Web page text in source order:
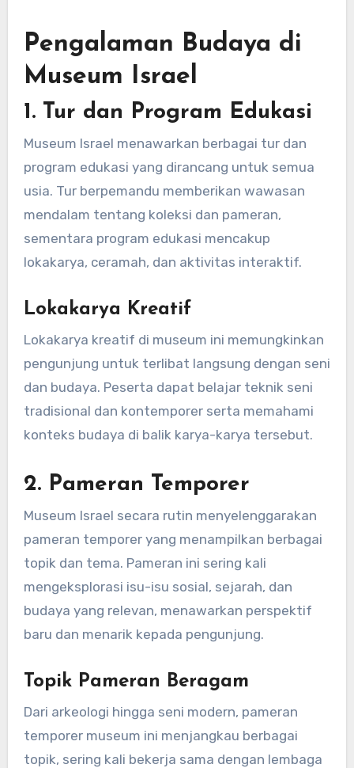
Pengalaman Budaya di
Museum Israel
1. Tur dan Program Edukasi
Museum Israel menawarkan berbagai tur dan
program edukasi yang dirancang untuk semua
usia. Tur berpemandu memberikan wawasan
mendalam tentang koleksi dan pameran,
sementara program edukasi mencakup
lokakarya, ceramah, dan aktivitas interaktif.
Lokakarya Kreatif
Lokakarya kreatif di museum ini memungkinkan
pengunjung untuk terlibat langsung dengan seni
dan budaya. Peserta dapat belajar teknik seni
tradisional dan kontemporer serta memahami
konteks budaya di balik karya-karya tersebut.
2. Pameran Temporer
Museum Israel secara rutin menyelenggarakan
pameran temporer yang menampilkan berbagai
topik dan tema. Pameran ini sering kali
mengeksplorasi isu-isu sosial, sejarah, dan
budaya yang relevan, menawarkan perspektif
baru dan menarik kepada pengunjung.
Topik Pameran Beragam
Dari arkeologi hingga seni modern, pameran
temporer museum ini menjangkau berbagai
topik, sering kali bekerja sama dengan lembaga